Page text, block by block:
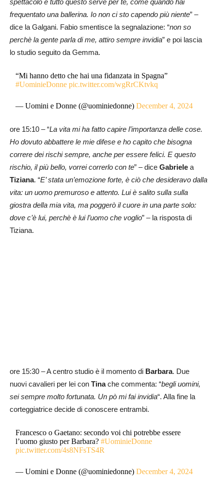
spettacolo e tutto questo serve per te, come quando hai
frequentato una ballerina. Io non ci sto capendo più niente” –
dice la Galgani. Fabio smentisce la segnalazione: “non so
perchè la gente parla di me, attiro sempre invidia” e poi lascia
lo studio seguito da Gemma.
“Mi hanno detto che hai una fidanzata in Spagna”
#UominieDonne pic.twitter.com/wgRrCKtvkq
— Uomini e Donne (@uominiedonne)December 4, 2024
ore 15:10 – “La vita mi ha fatto capire l’importanza delle cose.
Ho dovuto abbattere le mie difese e ho capito che bisogna
correre dei rischi sempre, anche per essere felici. E questo
rischio, il più bello, vorrei correrlo con te” – dice Gabriele a
Tiziana. “E’ stata un’emozione forte, è ciò che desideravo dalla
vita: un uomo premuroso e attento. Lui è salito sulla sulla
giostra della mia vita, ma poggerò il cuore in una parte solo:
dove c’è lui, perchè è lui l’uomo che voglio” – la risposta di
Tiziana.
ore 15:30 – A centro studio è il momento di Barbara. Due
nuovi cavalieri per lei con Tinache commenta: “begli uomini,
sei sempre molto fortunata. Un pò mi fai invidia“. Alla fine la
corteggiatrice decide di conoscere entrambi.
Francesco o Gaetano: secondo voi chi potrebbe essere
l’uomo giusto per Barbara?#UominieDonne
pic.twitter.com/4s8NFsTS4R
— Uomini e Donne (@uominiedonne)December 4, 2024